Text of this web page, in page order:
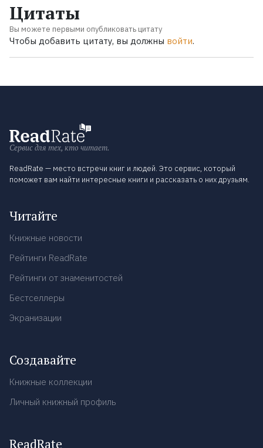
Цитаты
Вы можете первыми опубликовать цитату
Чтобы добавить цитату, вы должны войти.
Сервис для тех, кто читает.
ReadRate — место встречи книг и людей. Это сервис, который
поможет вам найти интересные книги и рассказать о них друзьям.
Читайте
Книжные новости
Рейтинги ReadRate
Рейтинги от знаменитостей
Бестселлеры
Экранизации
Создавайте
Книжные коллекции
Личный книжный профиль
ReadRate